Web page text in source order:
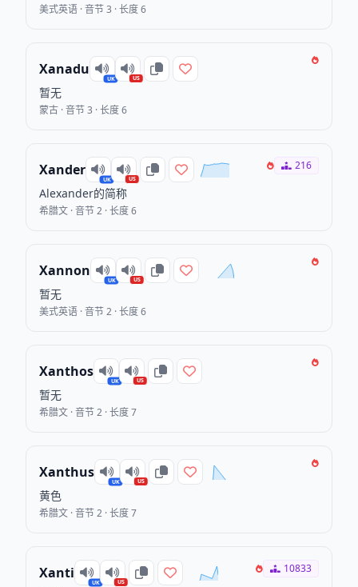
美式英语 · 音节 3 · 长度 6
Xanadu
UK US
暂无
蒙古 · 音节 3 · 长度 6
Xander
UK US
Alexander的简称
希腊文 · 音节 2 · 长度 6
216
Xannon
UK US
暂无
美式英语 · 音节 2 · 长度 6
Xanthos
UK US
暂无
希腊文 · 音节 2 · 长度 7
Xanthus
UK US
黄色
希腊文 · 音节 2 · 长度 7
Xanti
UK US
10833